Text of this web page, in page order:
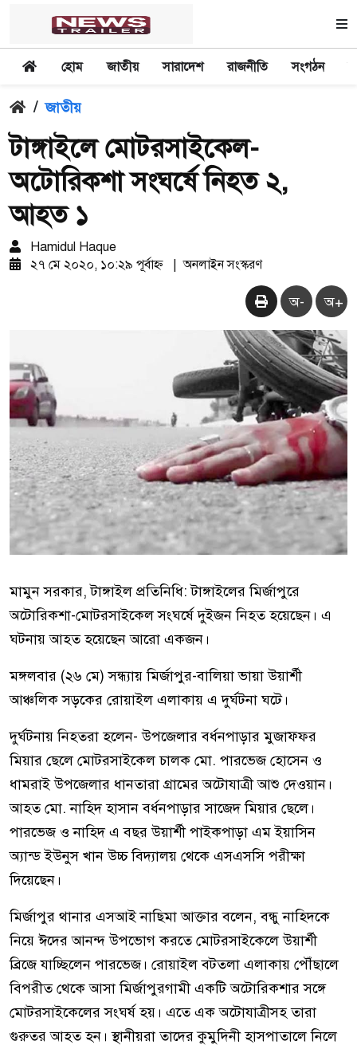
হোম জাতীয় সারাদেশ রাজনীতি সংগঠন
/ জাতীয়
টাঙ্গাইলে মোটরসাইকেল-
অটোরিকশা সংঘর্ষে নিহত ২,
আহত ১
Hamidul Haque
২৭ মে ২০২০, ১০:২৯ পূর্বাহ্ন
অনলাইন সংস্করণ
অ- অ+
মামুন সরকার, টাঙ্গাইল প্রতিনিধি: টাঙ্গাইলের মির্জাপুরে
অটোরিকশা-মোটরসাইকেল সংঘর্ষে দুইজন নিহত হয়েছেন। এ
ঘটনায় আহত হয়েছেন আরো একজন।
মঙ্গলবার (২৬ মে) সন্ধ্যায় মির্জাপুর-বালিয়া ভায়া উয়ার্শী
আঞ্চলিক সড়কের রোয়াইল এলাকায় এ দুর্ঘটনা ঘটে।
দুর্ঘটনায় নিহতরা হলেন- উপজেলার বর্ধনপাড়ার মুজাফ্ফর
মিয়ার ছেলে মোটরসাইকেল চালক মো. পারভেজ হোসেন ও
ধামরাই উপজেলার ধানতারা গ্রামের অটোযাত্রী আশু দেওয়ান।
আহত মো. নাহিদ হাসান বর্ধনপাড়ার সাজেদ মিয়ার ছেলে।
পারভেজ ও নাহিদ এ বছর উয়ার্শী পাইকপাড়া এম ইয়াসিন
অ্যান্ড ইউনুস খান উচ্চ বিদ্যালয় থেকে এসএসসি পরীক্ষা
দিয়েছেন।
মির্জাপুর থানার এসআই নাছিমা আক্তার বলেন, বন্ধু নাহিদকে
নিয়ে ঈদের আনন্দ উপভোগ করতে মোটরসাইকেলে উয়ার্শী
ব্রিজে যাচ্ছিলেন পারভেজ। রোয়াইল বটতলা এলাকায় পৌঁছালে
বিপরীত থেকে আসা মির্জাপুরগামী একটি অটোরিকশার সঙ্গে
মোটরসাইকেলের সংঘর্ষ হয়। এতে এক অটোযাত্রীসহ তারা
গুরুতর আহত হন। স্থানীয়রা তাদের কুমুদিনী হাসপাতালে নিলে